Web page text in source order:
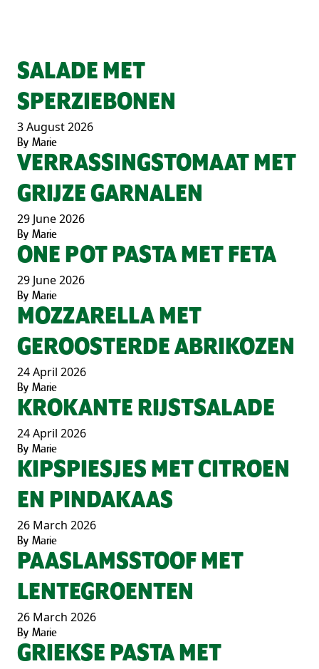
SALADE MET
SPERZIEBONEN
3 August 2026
By Marie
VERRASSINGSTOMAAT MET
GRIJZE GARNALEN
29 June 2026
By Marie
ONE POT PASTA MET FETA
29 June 2026
By Marie
MOZZARELLA MET
GEROOSTERDE ABRIKOZEN
24 April 2026
By Marie
KROKANTE RIJSTSALADE
24 April 2026
By Marie
KIPSPIESJES MET CITROEN
EN PINDAKAAS
26 March 2026
By Marie
PAASLAMSSTOOF MET
LENTEGROENTEN
26 March 2026
By Marie
GRIEKSE PASTA MET